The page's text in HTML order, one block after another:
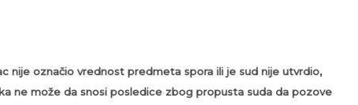
nije označio vrednost predmeta spora ili je sud nije utvrdio,
ne može da snosi posledice zbog propusta suda da pozove